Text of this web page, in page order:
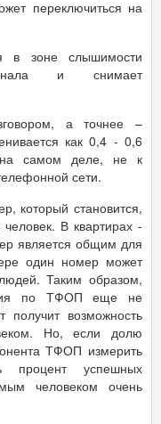
переключиться на
в зоне слышимости
и снимает
а точнее –
как 0,4 - 0,6
на самом деле, не к
сети.
который становится,
В квартирах -
является общим для
один номер может
Таким образом,
по ТФОП еще не
возможность
Но, если долю
ТФОП измерить
процент успешных
человеком очень